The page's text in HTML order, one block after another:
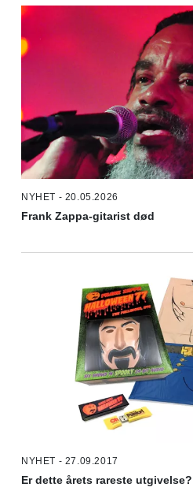
NYHET - 20.05.2026
Frank Zappa-gitarist død
NYHET - 27.09.2017
Er dette årets rareste utgivelse?